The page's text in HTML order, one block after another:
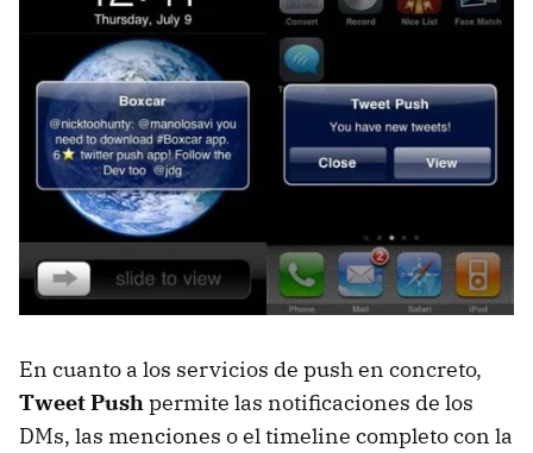
En cuanto a los servicios de push en concreto,
Tweet Pushpermite las notificaciones de los
DMs, las menciones o el timeline completo con la